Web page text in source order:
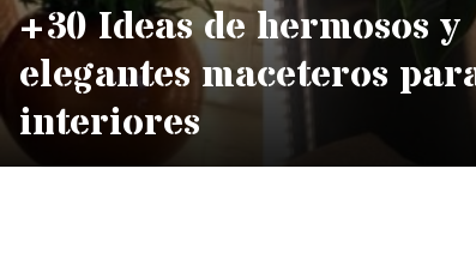
+30 Ideas de hermosos y
elegantes maceteros
interiores